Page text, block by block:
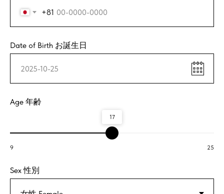
+81
Date of Birth お誕生日
Age 年齢
17
9 25
Sex 性別